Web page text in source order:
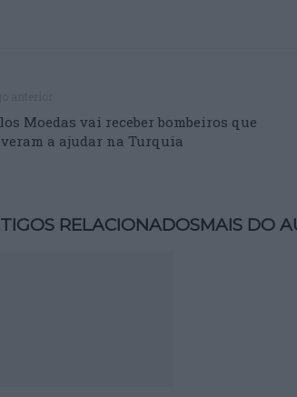
Moedas vai receber bombeiros que
a ajudar na Turquia
RELACIONADOSMAIS DO